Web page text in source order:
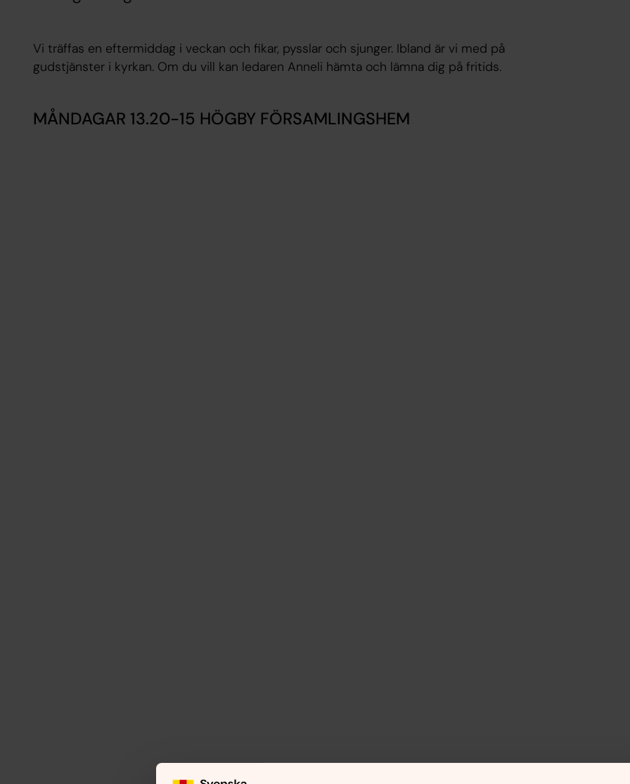
Vi träffas en eftermiddag i veckan och fikar, pysslar och sjunger. Ibland är vi med på
gudstjänster i kyrkan. Om du vill kan ledaren Anneli hämta och lämna dig på fritids.
MÅNDAGAR 13.20-15 HÖGBY FÖRSAMLINGSHEM